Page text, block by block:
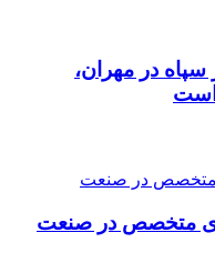
در مهران،
متخصص در صنعت